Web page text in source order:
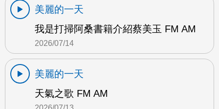
美麗的一天
我是打掃阿桑書籍介紹蔡美玉 FM AM
2026/07/14
美麗的一天
天氣之歌 FM AM